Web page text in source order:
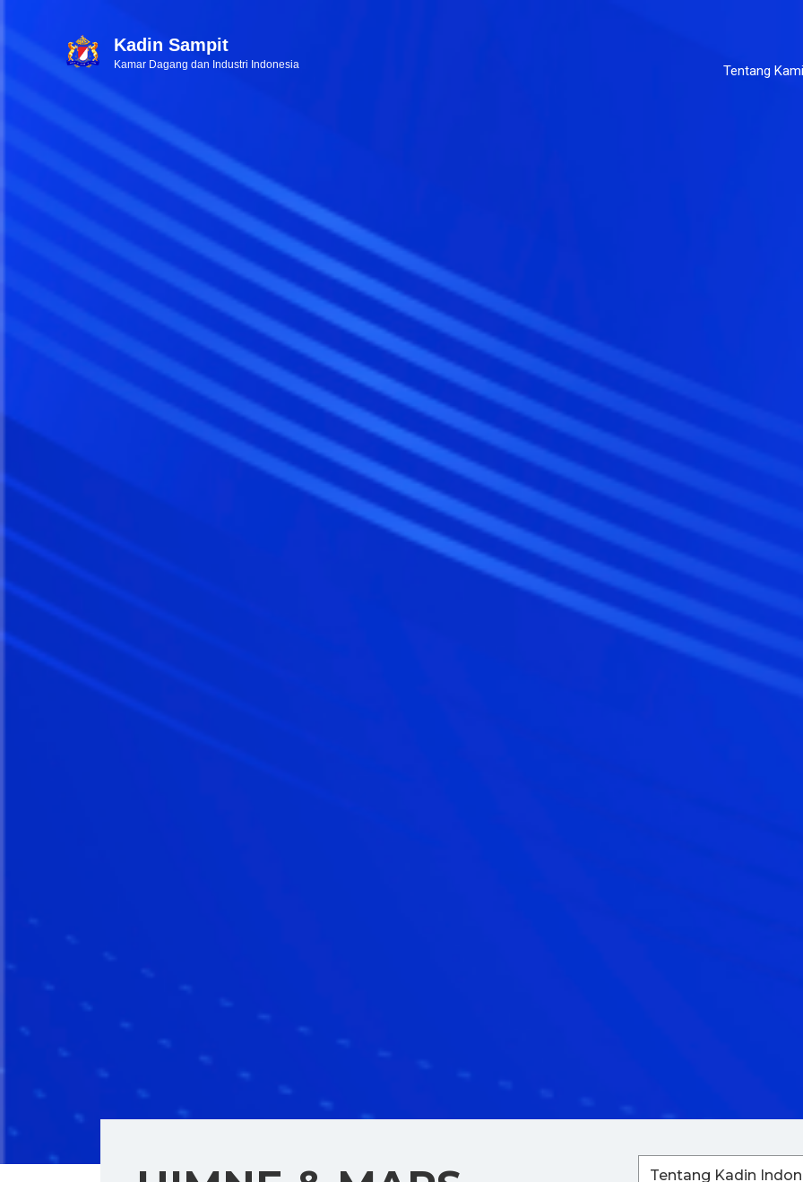
Kadin Sampit
Kamar Dagang dan Industri Indonesia Tentang Kami
Tentang Kadin